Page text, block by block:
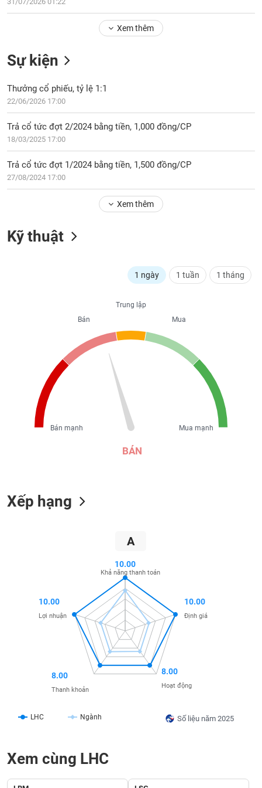
quan
Tài
Phân
tích
thuật
Hồ
sơ
doanh
sự
kiện
Xem thêm
Sự kiện
Thưởng cổ phiếu, tỷ lệ 1:1
22/06/2026 17:00
Trả cổ tức đợt 2/2024 bằng tiền, 1,000 đồng/CP
18/03/2025 17:00
Trả cổ tức đợt 1/2024 bằng tiền, 1,500 đồng/CP
27/08/2024 17:00
Xem thêm
Kỹ thuật
1 ngày 1 tuần 1 tháng
BÁN
Trung lập
Mua
Mua mạnh
Bán
Bán mạnh
Xếp hạng
A
Số liệu năm 2025
LHC Ngành
10.00
Khả năng thanh toán
10.00
Định giá
8.00
Hoạt động
8.00
Thanh khoản
10.00
Lợi nhuận
Xem cùng LHC
VS-
NĂNG
LƯỢNG
VẬT
LIỆU
CÔNG
TIÊU
TIN
DỊCH